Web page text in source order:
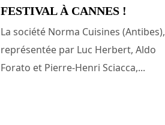
FESTIVAL À CANNES !
La société Norma Cuisines (Antibes),
représentée par Luc Herbert, Aldo
Forato et Pierre-Henri Sciacca,...